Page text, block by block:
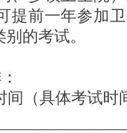
提前一年参加
的考试。
间（具体考试时